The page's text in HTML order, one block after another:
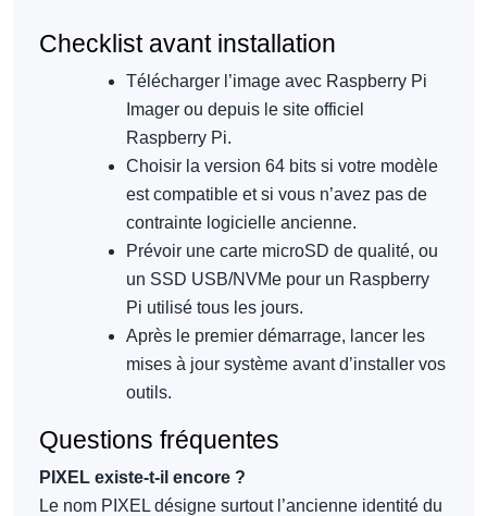
Checklist avant installation
Télécharger l’image avec Raspberry Pi
Imager ou depuis le site officiel
Raspberry Pi.
Choisir la version 64 bits si votre modèle
est compatible et si vous n’avez pas de
contrainte logicielle ancienne.
Prévoir une carte microSD de qualité, ou
un SSD USB/NVMe pour un Raspberry
Pi utilisé tous les jours.
Après le premier démarrage, lancer les
mises à jour système avant d’installer vos
outils.
Questions fréquentes
PIXEL existe-t-il encore ?
Le nom PIXEL désigne surtout l’ancienne identité du